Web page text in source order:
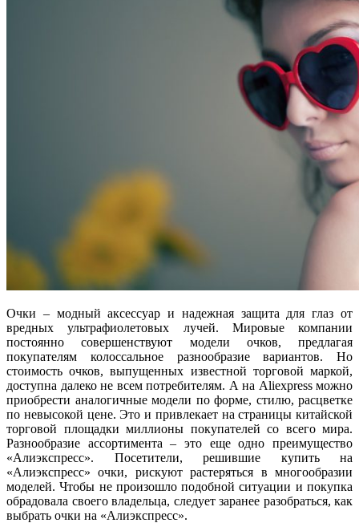
Очки – модный аксессуар и надежная защита для глаз от
вредных ультрафиолетовых лучей. Мировые компании
постоянно совершенствуют модели очков, предлагая
покупателям колоссальное разнообразие вариантов. Но
стоимость очков, выпущенных известной торговой маркой,
доступна далеко не всем потребителям. А на Aliexpressможно
приобрести аналогичные модели по форме, стилю, расцветке
по невысокой цене. Это и привлекает на страницы китайской
торговой площадки миллионы покупателей со всего мира.
Разнообразие ассортимента – это еще одно преимущество
«Алиэкспресс». Посетители, решившие купить на
«Алиэкспресс» очки, рискуют растеряться в многообразии
моделей. Чтобы не произошло подобной ситуации и покупка
обрадовала своего владельца, следует заранее разобраться, как
выбрать очки на «Алиэкспресс».